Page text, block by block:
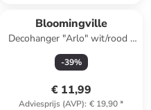
Bloomingville
Decohanger "Arlo" wit/rood -
(L)22 cm
-39%
€ 11,99
Adviesprijs (AVP): € 19,90*